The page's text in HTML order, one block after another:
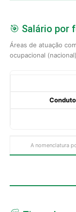
🎯 Salário por
Áreas de atuação
ocupacional (nacional)
A nomenclatura